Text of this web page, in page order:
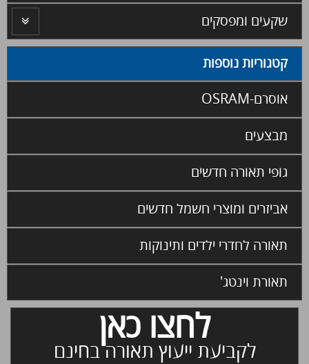
שקעים ומפסקים
קטגוריות נוספות
אוסרם-OSRAM
מבצעים
גופי תאורה חדשים
אביזרים ומוצרי חשמל חדשים
תאורה לחדרי ילדים ותינוקות
תאורת וינטג'
לחצו כאן
לקביעת ייעוץ תאורה בחינם